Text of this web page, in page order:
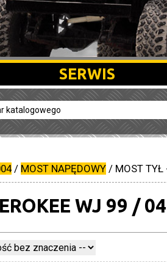
SERWIS
/ MOST NAPĘDOWY / MOST TYŁ
WJ 99 /